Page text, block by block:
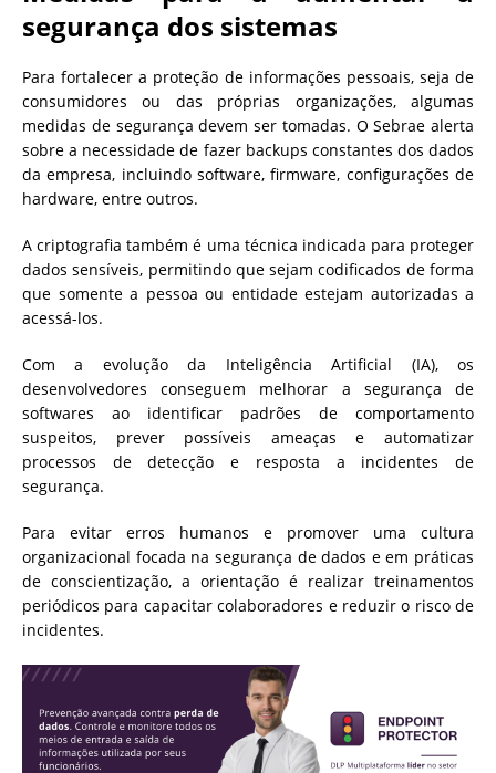
segurança dos sistemas
Para fortalecer a proteção de informações pessoais, seja de
consumidores ou das próprias organizações, algumas
medidas de segurança devem ser tomadas. O Sebrae alerta
sobre a necessidade de fazer backups constantes dos dados
da empresa, incluindo software, firmware, configurações de
hardware, entre outros.
A criptografia também é uma técnica indicada para proteger
dados sensíveis, permitindo que sejam codificados de forma
que somente a pessoa ou entidade estejam autorizadas a
acessá-los.
Com a evolução da Inteligência Artificial (IA), os
desenvolvedores conseguem melhorar a segurança de
softwares ao identificar padrões de comportamento
suspeitos, prever possíveis ameaças e automatizar
processos de detecção e resposta a incidentes de
segurança.
Para evitar erros humanos e promover uma cultura
organizacional focada na segurança de dados e em práticas
de conscientização, a orientação é realizar treinamentos
periódicos para capacitar colaboradores e reduzir o risco de
incidentes.